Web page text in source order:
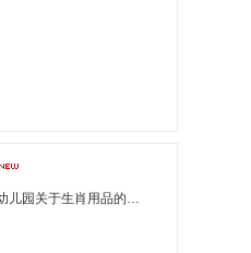
昆山开发区美华幼儿园关于生肖用品的网上商城采购项目成交公告[2891101000017114152]_江苏省招标